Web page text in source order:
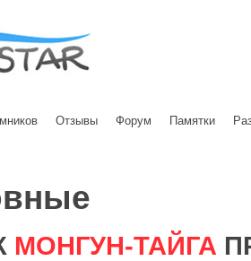
Отзывы Форум Памятки
МОНГУН-ТАЙГА